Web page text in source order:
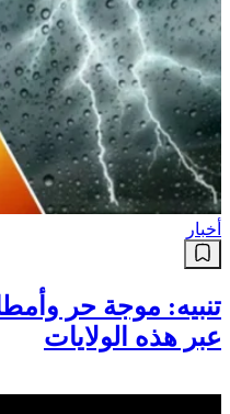
أخبار
تنبيه: موجة حر
عبر هذه الولايات